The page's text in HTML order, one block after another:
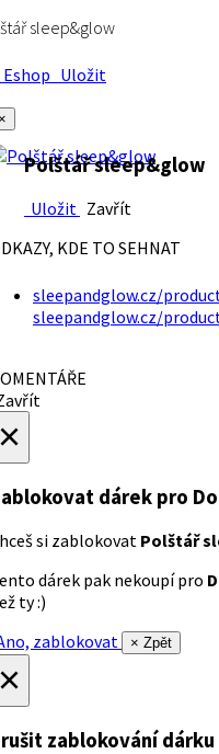
sleep&glow
Uložit
Polštář sleep&glow
Uložit Zavřít
KDE TO SEHNAT
sleepandglow.cz/
sleepandglow.cz/
dárek pro
si zablokovat Polštář
dárek pak nekoupí pro
ty :)
zablokovat
× Zpět
zablokování dárku